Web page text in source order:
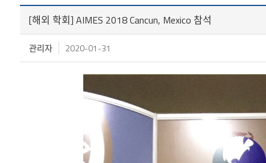
[해외 학회] AIMES 2018 Cancun, Mexico 참석
관리자 2020-01-31